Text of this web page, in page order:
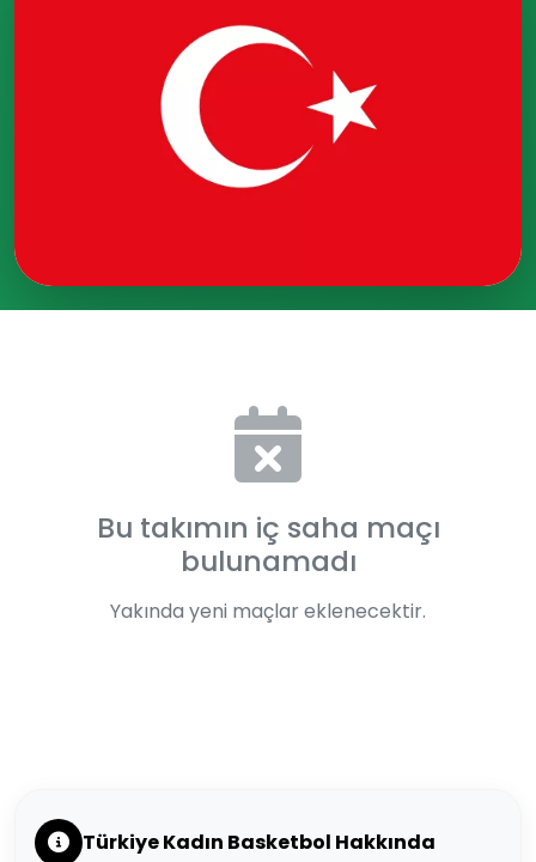
Bu takımın iç saha maçı
bulunamadı
Yakında yeni maçlar eklenecektir.
Türkiye Kadın Basketbol Hakkında